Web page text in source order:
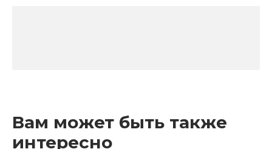
Вам может быть также
интересно